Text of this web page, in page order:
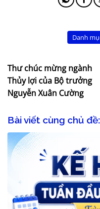
Danh
Thư chúc mừng ngành
Thủy lợi của Bộ trưởng
Nguyễn Xuân Cường
Bài viết cùng chủ đề: